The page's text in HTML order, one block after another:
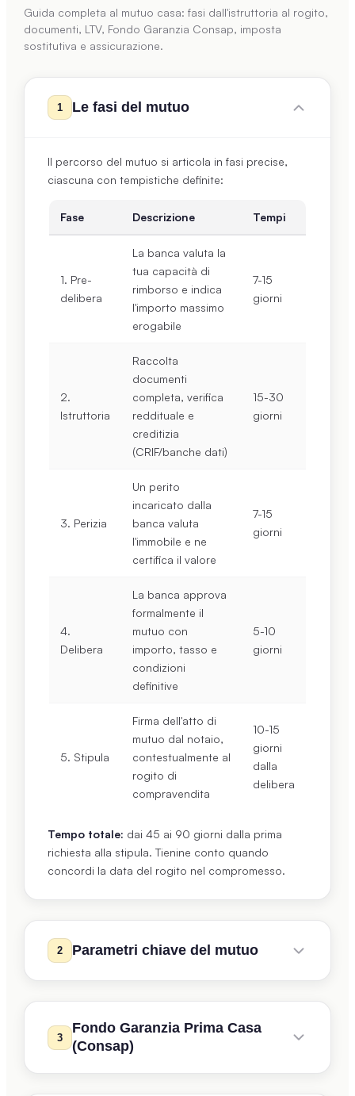
Guida completa al mutuo casa: fasi dall'istruttoria al rogito,
documenti, LTV, Fondo Garanzia Consap, imposta
sostitutiva e assicurazione.
1 Le fasi del mutuo
Il percorso del mutuo si articola in fasi precise,
ciascuna con tempistiche definite:
Fase Descrizione Tempi
1. Pre-
delibera
La banca valuta la
tua capacità di
rimborso e indica
l'importo massimo
erogabile
7-15
giorni
2.
Istruttoria
Raccolta
documenti
completa, verifica
reddituale e
creditizia
(CRIF/banche dati)
15-30
giorni
3. Perizia
Un perito
incaricato dalla
banca valuta
l'immobile e ne
certifica il valore
7-15
giorni
4.
Delibera
La banca approva
formalmente il
mutuo con
importo, tasso e
condizioni
definitive
5-10
giorni
5. Stipula
Firma dell'atto di
mutuo dal notaio,
contestualmente al
rogito di
compravendita
10-15
giorni
dalla
delibera
Tempo totale: dai 45 ai 90 giorni dalla prima
richiesta alla stipula. Tienine conto quando
concordi la data del rogito nel compromesso.
2 Parametri chiave del mutuo
Ogni banca applica criteri standard per decidere
se e quanto prestarti:
LTV (Loan To Value):
3
Fondo Garanzia Prima Casa
(Consap)